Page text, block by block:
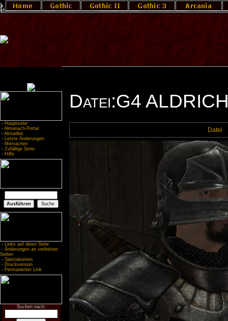
- Hauptseite
- Almanach-Portal
- Aktuelles
- Letzte Änderungen
- Mitmachen
- Zufällige Seite
- Hilfe
- Links auf diese Seite
- Änderungen an verlinkten
Seiten
- Spezialseiten
- Druckversion
- Permanenter Link
Suchen nach:
Datei:G4
Datei